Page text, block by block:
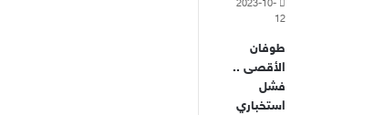
2023-10-
12
طوفان
الأقصى ..
فشل
استخباري